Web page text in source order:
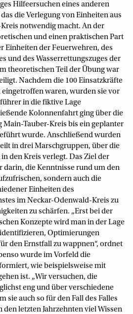
Hilfeersuchen eines anderen
die Verlegung von Einheiten aus
notwendig macht. An der
und einen praktischen Part
Einheiten der Feuerwehren, des
und des Wasserrettungszuges der
theoretischen Teil der Übung war
Nachdem die 100 Einsatzkräfte
waren, wurden sie vor
in die fiktive Lage
Kolonnenfahrt ging über die
Main-Tauber-Kreis bis ein geplanter
wurde. Anschließend wurden
in drei Marschgruppen, über die
den Kreis verlegt. Das Ziel der
darin, die Kenntnisse rund um den
sondern auch die
Einheiten des
im Neckar-Odenwald-Kreis zu
zu schärfen. „Erst bei der
Konzepte wird man in der Lage
Optimierungen
den Ernstfall zu wappnen“, ordnet
wurde im Vorfeld die
wie beispielsweise mit
ist. „Wir versuchen, die
eng und über verschiedene
sie auch so für den Fall des Falles
letzten Jahrzehnten viel Wissen